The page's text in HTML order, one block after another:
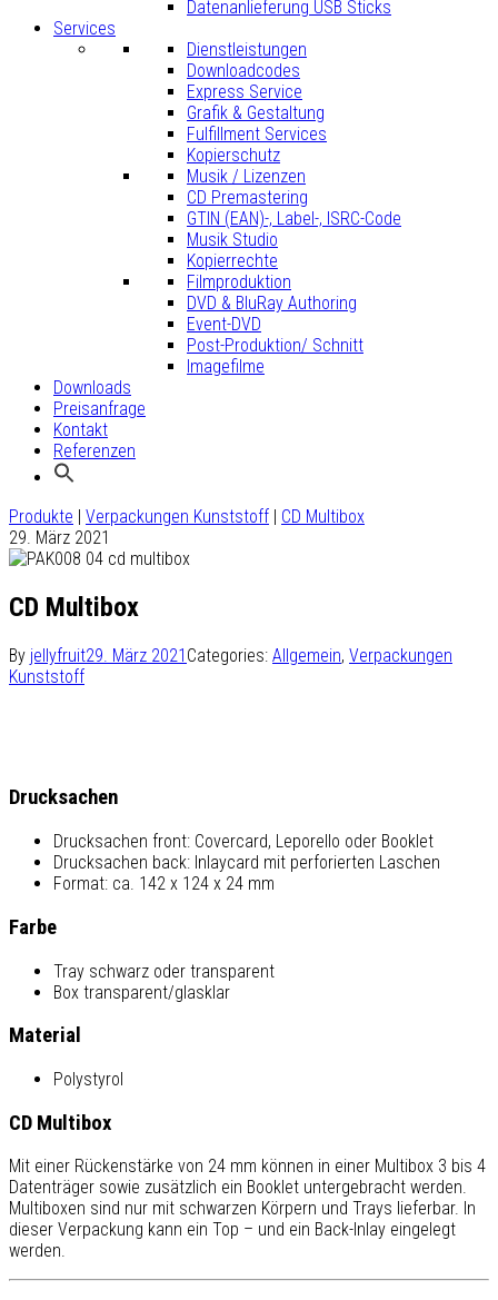
Datenanlieferung USB Sticks
Services
Dienstleistungen
Downloadcodes
Express Service
Grafik & Gestaltung
Fulfillment Services
Kopierschutz
Musik / Lizenzen
CD Premastering
GTIN (EAN)-, Label-, ISRC-Code
Musik Studio
Kopierrechte
Filmproduktion
DVD & BluRay Authoring
Event-DVD
Post-Produktion/ Schnitt
Imagefilme
Downloads
Preisanfrage
Kontakt
Referenzen
Produkte | Verpackungen Kunststoff | CD Multibox
29. März 2021
CD Multibox
By jellyfruit29. März 2021 Categories: Allgemein, Verpackungen
Kunststoff
Drucksachen
Drucksachen front: Covercard, Leporello oder Booklet
Drucksachen back: Inlaycard mit perforierten Laschen
Format: ca. 142 x 124 x 24 mm
Farbe
Tray schwarz oder transparent
Box transparent/glasklar
Material
Polystyrol
CD Multibox
Mit einer Rückenstärke von 24 mm können in einer Multibox 3 bis 4
Datenträger sowie zusätzlich ein Booklet untergebracht werden.
Multiboxen sind nur mit schwarzen Körpern und Trays lieferbar. In
dieser Verpackung kann ein Top – und ein Back-Inlay eingelegt
werden.